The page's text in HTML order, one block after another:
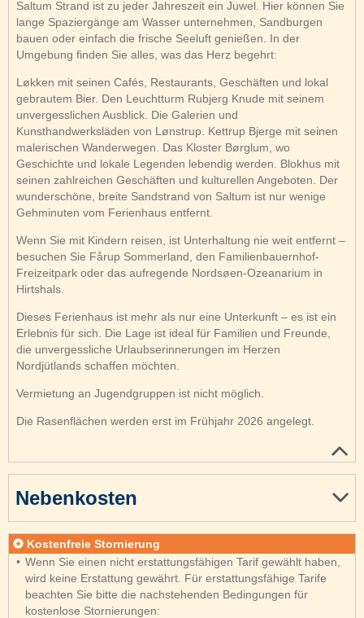
Saltum Strand ist zu jeder Jahreszeit ein Juwel. Hier können Sie
lange Spaziergänge am Wasser unternehmen, Sandburgen
bauen oder einfach die frische Seeluft genießen. In der
Umgebung finden Sie alles, was das Herz begehrt:
Løkken mit seinen Cafés, Restaurants, Geschäften und lokal
gebrautem Bier. Den Leuchtturm Rubjerg Knude mit seinem
unvergesslichen Ausblick. Die Galerien und
Kunsthandwerksläden von Lønstrup. Kettrup Bjerge mit seinen
malerischen Wanderwegen. Das Kloster Børglum, wo
Geschichte und lokale Legenden lebendig werden. Blokhus mit
seinen zahlreichen Geschäften und kulturellen Angeboten. Der
wunderschöne, breite Sandstrand von Saltum ist nur wenige
Gehminuten vom Ferienhaus entfernt.
Wenn Sie mit Kindern reisen, ist Unterhaltung nie weit entfernt –
besuchen Sie Fårup Sommerland, den Familienbauernhof-
Freizeitpark oder das aufregende Nordsøen-Ozeanarium in
Hirtshals.
Dieses Ferienhaus ist mehr als nur eine Unterkunft – es ist ein
Erlebnis für sich. Die Lage ist ideal für Familien und Freunde,
die unvergessliche Urlaubserinnerungen im Herzen
Nordjütlands schaffen möchten.
Vermietung an Jugendgruppen ist nicht möglich.
Die Rasenflächen werden erst im Frühjahr 2026 angelegt.
Nebenkosten
Kostenfreie Stornierung
Wenn Sie einen nicht erstattungsfähigen Tarif gewählt haben,
wird keine Erstattung gewährt. Für erstattungsfähige Tarife
beachten Sie bitte die nachstehenden Bedingungen für
kostenlose Stornierungen: